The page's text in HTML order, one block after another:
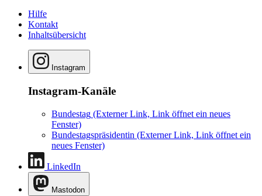
Hilfe
Kontakt
Inhaltsübersicht
Instagram
Instagram-Kanäle
Bundestag (Externer Link, Link öffnet ein neues
Fenster)
Bundestagspräsidentin (Externer Link, Link öffnet ein
neues Fenster)
LinkedIn
Mastodon